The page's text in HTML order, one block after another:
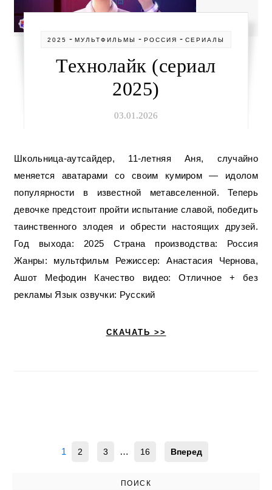
2025 - МУЛЬТФИЛЬМЫ - РОССИЯ - СЕРИАЛЫ
Технолайк (сериал
2025)
03.01.2026
Школьница-аутсайдер, 11-летняя Аня, случайно
меняется аватарами со своим кумиром — идолом
популярности в известной метавселенной. Теперь
девочке предстоит пройти испытание славой, победить
таинственного злодея и обрести настоящих друзей.
Год выхода: 2025 Страна производства: Россия
Жанры: мультфильм Режиссер: Анастасия Чернова,
Ашот Мефодин Качество видео: Отличное + без
рекламы Язык озвучки: Русский
СКАЧАТЬ >>
1 2 3 … 16 Вперед
ПОИСК